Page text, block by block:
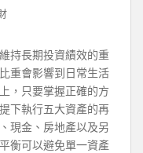
持長期投資績效的重
重會影響到日常生活
，只要掌握正確的方
下執行五大資產的再
現金、房地產以及另
衡可以避免單一資產